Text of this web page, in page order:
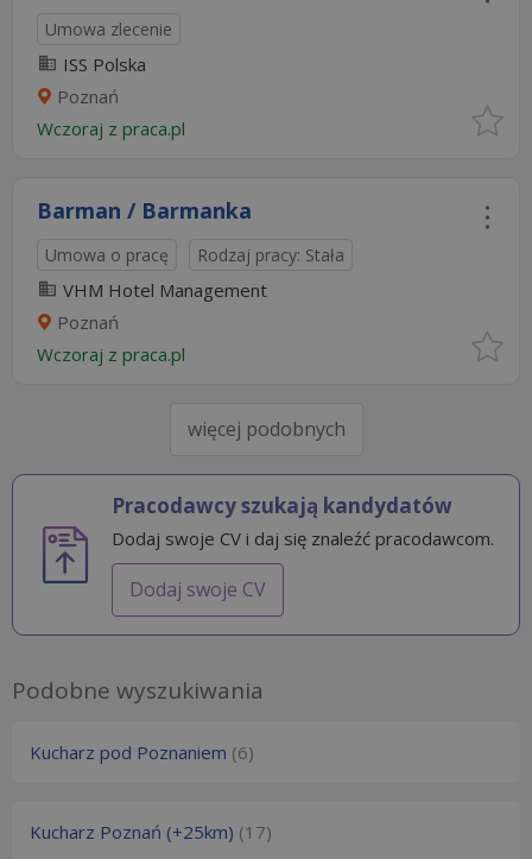
Umowa zlecenie
ISS Polska
Poznań
Wczoraj z praca.pl
Barman / Barmanka
Umowa o pracę Rodzaj pracy: Stała
VHM Hotel Management
Poznań
Wczoraj z praca.pl
więcej podobnych
Pracodawcy szukają kandydatów
Dodaj swoje CV i daj się znaleźć pracodawcom.
Dodaj swoje CV
Podobne wyszukiwania
Kucharz pod Poznaniem (6)
Kucharz Poznań (+25km) (17)